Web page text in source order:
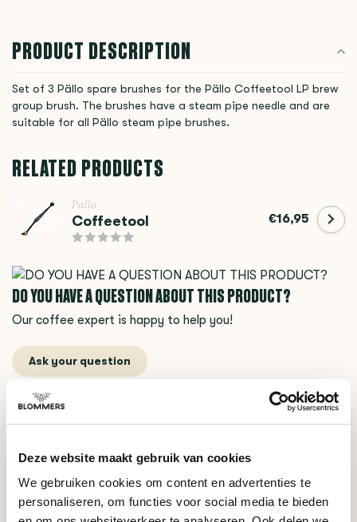
Deze website maakt gebruik van cookies
We gebruiken cookies om content en advertenties te
personaliseren, om functies voor social media te bieden
PRODUCT DESCRIPTION
Set of 3 Pällo spare brushes for the Pällo Coffeetool LP brew
group brush. The brushes have a steam pipe needle and are
suitable for all Pällo steam pipe brushes.
RELATED PRODUCTS
Pallo
Coffeetool €16,95
DO YOU HAVE A QUESTION ABOUT THIS PRODUCT?
Our coffee expert is happy to help you!
Ask your question
RECENTLY VIEWED